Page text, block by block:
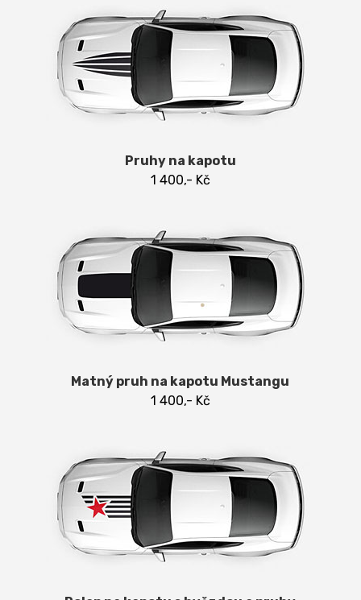
Pruhy na kapotu
1 400,- Kč
Matný pruh na kapotu Mustangu
1 400,- Kč